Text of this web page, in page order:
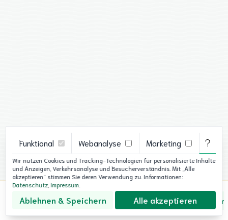
Über uns Datenschutz Impressum Cookie-
Funktional Webanalyse Marketing
Wir nutzen Cookies und Tracking-Technologien für personalisierte Inhalte
und Anzeigen, Verkehrsanalyse und Besucherverständnis. Mit „Alle
akzeptieren“ stimmen Sie deren Verwendung zu. Informationen:
Datenschutz, Impressum
Ablehnen & Speichern Alle akzeptieren